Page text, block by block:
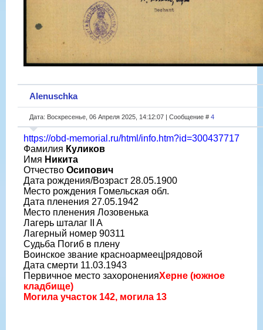
Alenuschka
Дата: Воскресенье, 06 Апреля 2025, 14:12:07 | Сообщение # 4
https://obd-memorial.ru/html/info.htm?id=300437717
Фамилия Куликов
Имя Никита
Отчество Осипович
Дата рождения/Возраст 28.05.1900
Место рождения Гомельская обл.
Дата пленения 27.05.1942
Место пленения Лозовенька
Лагерь шталаг II A
Лагерный номер 90311
Судьба Погиб в плену
Воинское звание красноармеец|рядовой
Дата смерти 11.03.1943
Первичное место захороненияХерне (южное
кладбище)
Могила участок 142, могила 13